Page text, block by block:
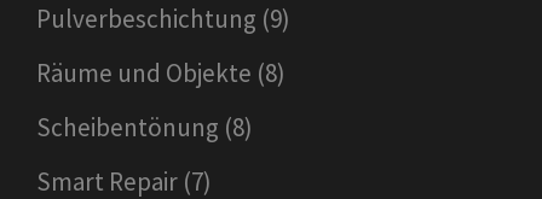
Pulverbeschichtung (9)
Räume und Objekte (8)
Scheibentönung (8)
Smart Repair (7)